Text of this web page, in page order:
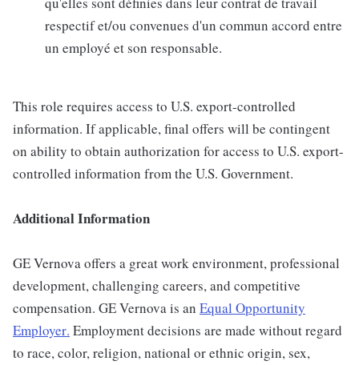
respectif et/ou convenues d'un commun accord entre
un employé et son responsable.
This role requires access to U.S. export-controlled
information. If applicable, final offers will be contingent
on ability to obtain authorization for access to U.S. export-
controlled information from the U.S. Government.
Additional Information
GE Vernova offers a great work environment, professional
development, challenging careers, and competitive
compensation. GE Vernova is an Equal Opportunity
Employer. Employment decisions are made without regard
to race, color, religion, national or ethnic origin, sex,